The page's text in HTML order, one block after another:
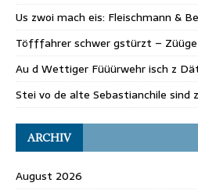
Us zwoi mach eis: Fleischmann &
Töfffahrer schwer gstürzt – Züüge
Au d Wettiger Füüürwehr isch z
Stei vo de alte Sebastianchile sind
ARCHIV
August 2026